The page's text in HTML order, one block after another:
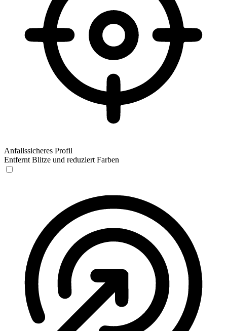
Anfallssicheres Profil
Entfernt Blitze und reduziert Farben